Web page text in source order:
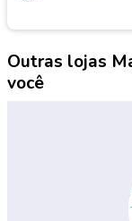
Outras lojas
você